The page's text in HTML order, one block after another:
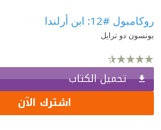
روكامبول #12: ابن أرلندا
بونسون دو ترايل
تحميل الكتاب
اشترك الآن